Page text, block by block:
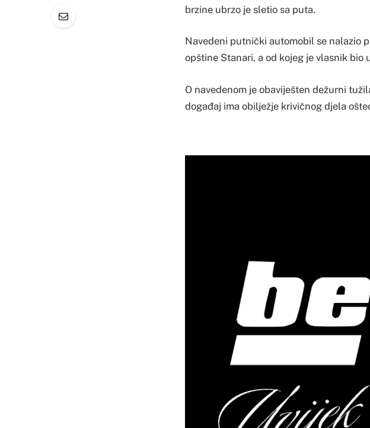
brzine ubrzo je sletio sa puta.
Navedeni putnički automobil se nalazio
opštine Stanari, a od kojeg je vlasnik bio
O navedenom je obaviješten dežurni
događaj ima obilježje krivičnog djela